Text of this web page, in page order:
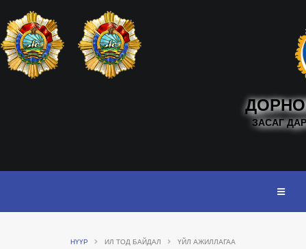
ЗАСАГ
НҮҮР ИЛ ТОД БАЙДАЛ ҮЙЛ АЖИЛЛАГАА